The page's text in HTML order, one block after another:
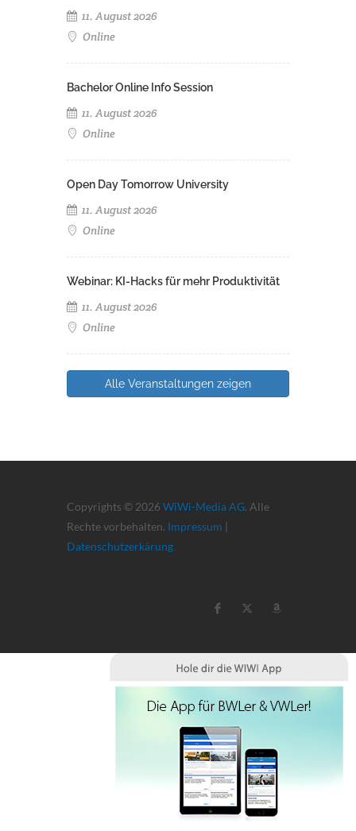
11. August 2026
Online
Bachelor Online Info Session
11. August 2026
Online
Open Day Tomorrow University
11. August 2026
Online
Webinar: KI-Hacks für mehr Produktivität
11. August 2026
Online
Alle Veranstaltungen zeigen
Copyrights © 2026 WiWi-Media AG. Alle
Rechte vorbehalten. Impressum |
Datenschutzerkärung